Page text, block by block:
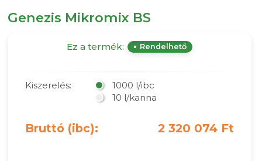
Genezis Mikromix BS
Ez a termék: Rendelhető
Kiszerelés:
1000 l/ibc
10 l/kanna
Bruttó (ibc): 2 320 074 Ft